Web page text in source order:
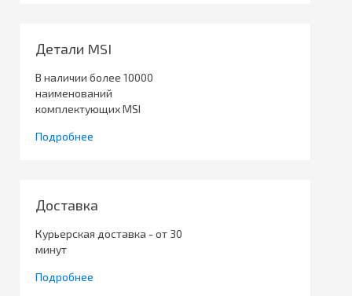
Детали MSI
В наличии более 10000
наименований
комплектующих MSI
Подробнее
Доставка
Курьерская доставка - от 30
минут
Подробнее